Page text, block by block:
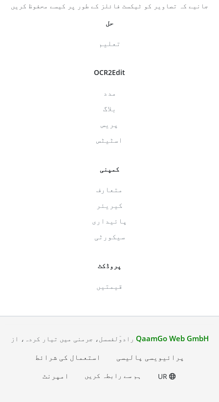
جانیے کہ تصاویر کو ٹیکسٹ فائلز کے طور پر کیسے محفوظ کریں
حل
تعلیم
OCR2Edit
مدد
بلاگ
پریس
اسٹیٹس
کمپنی
متعارف
کیریئر
پائیداری
سیکورٹی
پروڈکٹ
قیمتیں
QaamGo Web GmbH
استعمال کی شرائط
پرائیویسی پالیسی
امپرنٹ
ہم سے رابطہ کریں UR